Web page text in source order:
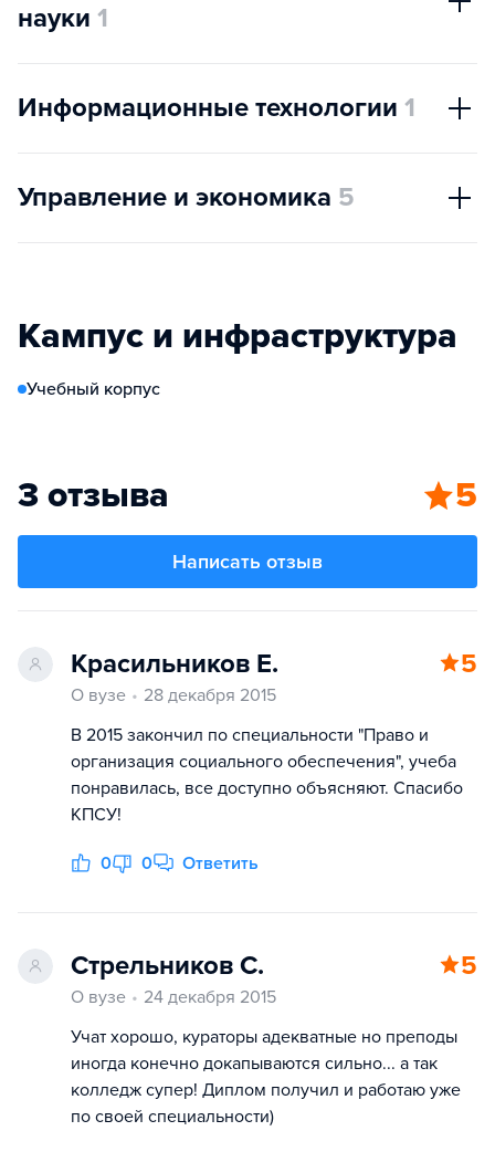
науки 1
Информационные технологии 1
Управление и экономика 5
Кампус и инфраструктура
Учебный корпус
3 отзыва 5
Написать отзыв
Красильников Е. 5
О вузе
28 декабря 2015
В 2015 закончил по специальности "Право и
организация социального обеспечения", учеба
понравилась, все доступно объясняют. Спасибо
КПСУ!
0 0 Ответить
Стрельников С. 5
О вузе
24 декабря 2015
Учат хорошо, кураторы адекватные но преподы
иногда конечно докапываются сильно... а так
колледж супер! Диплом получил и работаю уже
по своей специальности)